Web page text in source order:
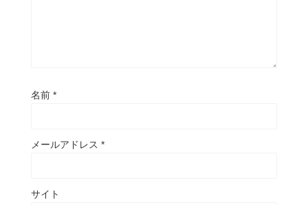
名前 *
メールアドレス *
サイト